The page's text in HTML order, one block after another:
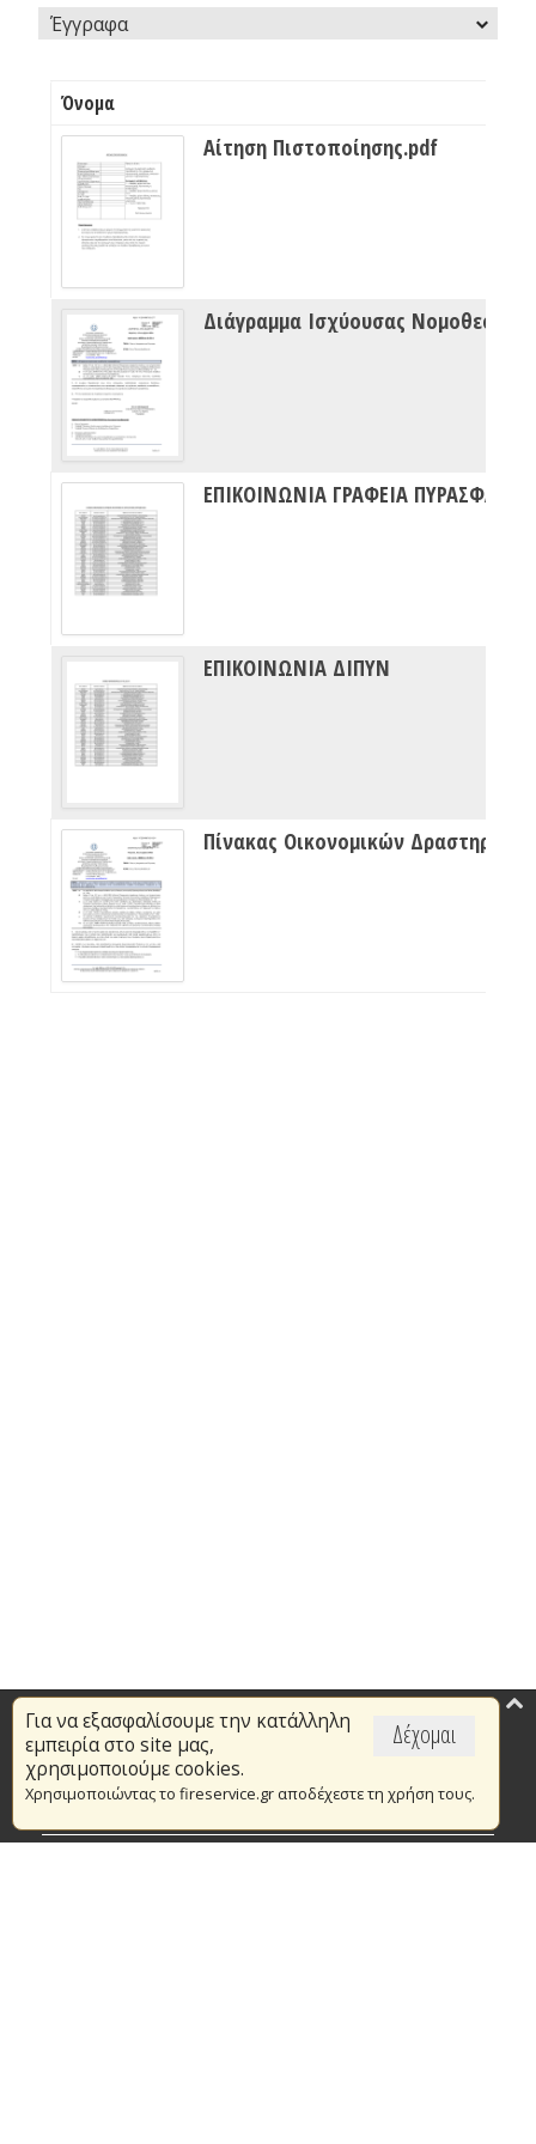
Έγγραφα
Όνομα
Αίτηση Πιστοποίησης.pdf
ΕΠΙΚΟΙΝΩΝΙΑ ΔΙΠΥΝ
Δέχομαι
Για να εξασφαλίσουμε την κατάλληλη
εμπειρία στο site μας,
χρησιμοποιούμε cookies.
Χρησιμοποιώντας το fireservice.gr αποδέχεστε τη χρήση τους.
Επικαιρότητα
Το Πυροσβεστικό Σώμα